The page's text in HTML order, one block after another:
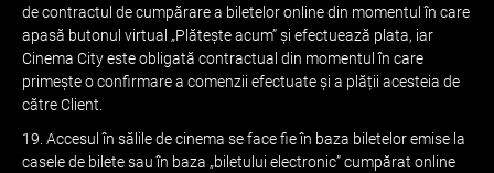
de contractul de cumpărare a biletelor online din momentul în care
apasă butonul virtual „Plătește acum” și efectuează plata, iar
Cinema City este obligată contractual din momentul în care
primește o confirmare a comenzii efectuate și a plății acesteia de
către Client.
19. Accesul în sălile de cinema se face fie în baza biletelor emise la
casele de bilete sau în baza „biletului electronic” cumpărat online